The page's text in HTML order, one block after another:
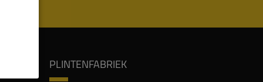
PLINTENFABRIEK